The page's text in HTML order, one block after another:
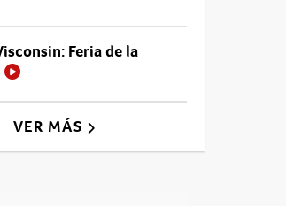
Feria de la
VER MÁS